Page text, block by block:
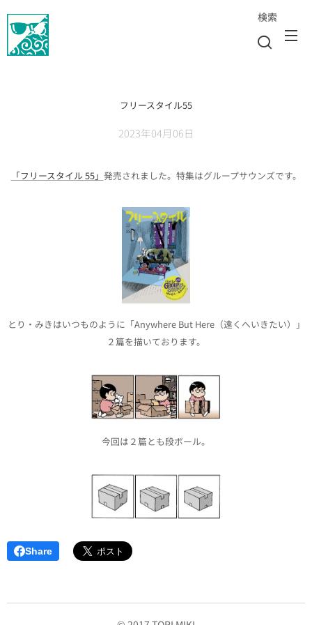
検索
フリースタイル55
2023年04月06日
「フリースタイル 55」 発売されました。特集はグループサウンズです。
とり・みきはいつものように「Anywhere But Here（遠くへいきたい）」
２篇を描いております。
今回は２篇とも段ボール。
Share